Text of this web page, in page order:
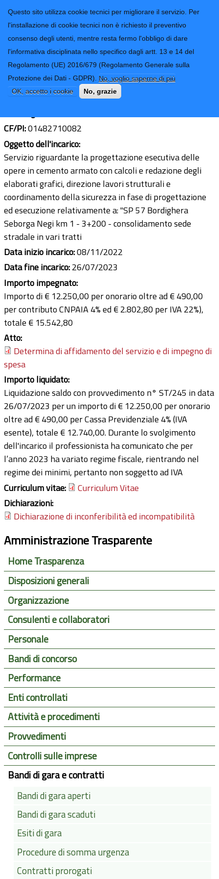
Questo sito utilizza cookie tecnici per migliorare il servizio. Per
l'installazione di cookie tecnici non è richiesto il preventivo
consenso degli utenti, mentre resta fermo l'obbligo di dare
l'informativa disciplinata nello specifico dagli artt. 13 e 14 del
Regolamento (UE) 2016/679 (Regolamento Generale sulla
Protezione dei Dati - GDPR). No, voglio saperne di più
OK, accetto i cookie
No, grazie
Provincia di
Imperia
CONTATTI-URP
TRASPARENZA
Form di ricerca
Ing. Luca Badano
Ultimo aggiornamento: 07/08/2023 - 12:42
CF/PI:01482710082
Oggetto dell'incarico:
Servizio riguardante la progettazione esecutiva delle
opere in cemento armato con calcoli e redazione degli
elaborati grafici, direzione lavori strutturali e
coordinamento della sicurezza in fase di progettazione
ed esecuzione relativamente a: "SP 57 Bordighera
Seborga Negi km 1 - 3+200 - consolidamento sede
stradale in vari tratti
Data inizio incarico:08/11/2022
Data fine incarico:26/07/2023
Importo impegnato:
Importo di € 12.250,00 per onorario oltre ad € 490,00
per contributo CNPAIA 4% ed € 2.802,80 per IVA 22%),
totale € 15.542,80
Atto:
Determina di affidamento del servizio e di impegno di
spesa
Importo liquidato:
Liquidazione saldo con provvedimento n° ST/245 in data
26/07/2023 per un importo di € 12.250,00 per onorario
oltre ad € 490,00 per Cassa Previdenziale 4% (IVA
esente), totale € 12.740,00. Durante lo svolgimento
dell'incarico il professionista ha comunicato che per
l’anno 2023 ha variato regime fiscale, rientrando nel
regime dei minimi, pertanto non soggetto ad IVA
Curriculum vitae:
Curriculum Vitae
Dichiarazioni:
Dichiarazione di inconferibilità ed incompatibilità
Amministrazione Trasparente
Home Trasparenza
Disposizioni generali
Organizzazione
Consulenti e collaboratori
Personale
Bandi di concorso
Performance
Enti controllati
Attività e procedimenti
Provvedimenti
Controlli sulle imprese
Bandi di gara e contratti
Bandi di gara aperti
Bandi di gara scaduti
Esiti di gara
Procedure di somma urgenza
Contratti prorogati